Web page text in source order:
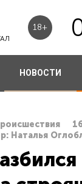
18+
НОВОСТИ
Наталья